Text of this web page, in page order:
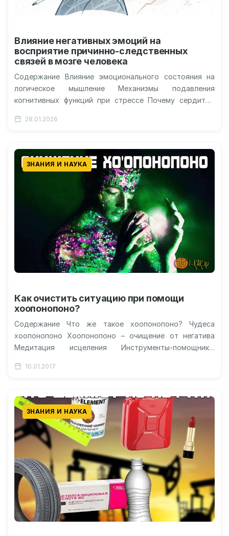
Влияние негативных эмоций на
восприятие причинно-следственных
связей в мозге человека
Содержание Влияние эмоционального состояния на
логическое мышление Механизмы подавления
когнитивных функций при стрессе Почему сердитые
нивелирования негативного влияния на…
28.01.2026
ЗНАНИЯ И НАУКА
Как очистить ситуацию при помощи
хоопонопоно?
Содержание Что же такое хоопонопоно? Чудеса
хоопонопоно Хоопонопоно – очищение от негатива
Медитация исцеления Инструменты-помощники:
Видеоурок по очищению ситуаций и…
10.01.2017
ЗНАНИЯ И НАУКА